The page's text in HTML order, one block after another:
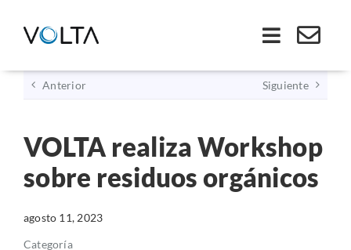
Toggle
Inicio
Somos VOLTA
Soluciones
Economía Circular
Anterior Siguiente
VOLTA realiza Workshop
sobre residuos orgánicos
agosto 11, 2023
Categoría